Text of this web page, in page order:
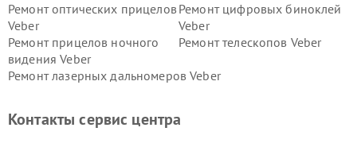
Ремонт оптических прицелов
Veber
Ремонт цифровых биноклей
Veber
Ремонт прицелов ночного
видения Veber
Ремонт телескопов Veber
Ремонт лазерных дальномеров Veber
Контакты сервис центра